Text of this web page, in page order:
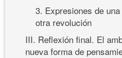
3. Expresiones de
otra revolución
III. Reflexión final. El
nueva forma de